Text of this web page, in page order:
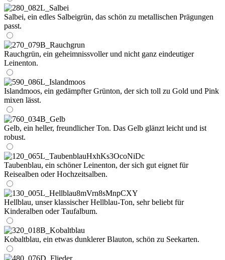
Salbei, ein edles Salbeigrün, das schön zu metallischen Prägungen
passt.
Rauchgrün, ein geheimnissvoller und nicht ganz eindeutiger
Leinenton.
Islandmoos, ein gedämpfter Grünton, der sich toll zu Gold und Pink
mixen lässt.
Gelb, ein heller, freundlicher Ton. Das Gelb glänzt leicht und ist
robust.
Taubenblau, ein schöner Leinenton, der sich gut eignet für
Reisealben oder Hochzeitsalben.
Hellblau, unser klassischer Hellblau-Ton, sehr beliebt für
Kinderalben oder Taufalbum.
Kobaltblau, ein etwas dunklerer Blauton, schön zu Seekarten.